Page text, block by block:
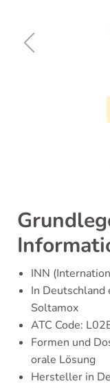
INN
In Deutschland
Soltamox
ATC Code:
Formen und
orale Lösung
Hersteller in